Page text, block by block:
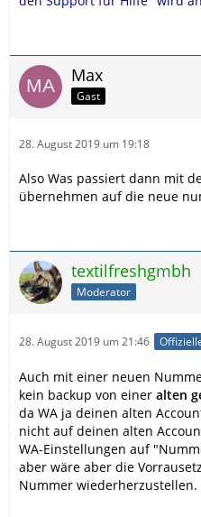
Max
Gast
28. August 2019 um 19:18
Also Was passiert dann mit
übernehmen auf die neue
textilfreshgmbh
Moderator
28. August 2019 um 21:46
Auch mit einer neuen
kein backup von einer alten
da WA ja deinen alten
nicht auf deinen alten
WA-Einstellungen auf
aber wäre aber die
Nummer wiederherzustellen.